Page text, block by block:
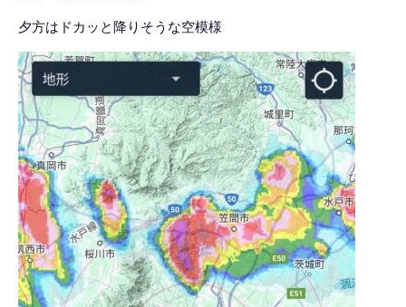
夕方はドカッと降りそうな空模様